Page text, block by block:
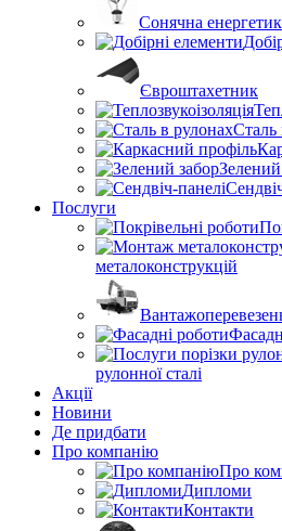
Сонячна
Євроштахетник
Сталь
Послуги
металоконструкцій
рулонної сталі
Акції
Новини
Де придбати
Про компанію
Про
Дипломи
Контакти